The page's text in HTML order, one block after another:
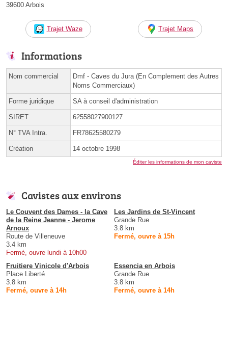
39600 Arbois
Trajet Waze Trajet Maps
Informations
Nom commercial
Dmf - Caves du Jura (En Complement des Autres
Noms Commerciaux)
Forme juridique SA à conseil d'administration
SIRET 62558027900127
N° TVA Intra. FR78625580279
Création 14 octobre 1998
Éditer les informations de mon caviste
Cavistes aux environs
Le Couvent des Dames - la Cave
de la Reine Jeanne - Jerome
Arnoux
Route de Villeneuve
3.4 km
Fermé, ouvre lundi à 10h00
Les Jardins de St-Vincent
Grande Rue
3.8 km
Fermé, ouvre à 15h
Fruitiere Vinicole d'Arbois
Place Liberté
3.8 km
Fermé, ouvre à 14h
Essencia en Arbois
Grande Rue
3.8 km
Fermé, ouvre à 14h